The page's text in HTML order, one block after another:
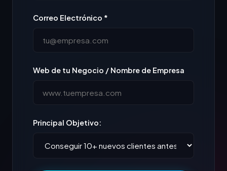
Correo Electrónico *
Web de tu Negocio / Nombre de Empresa
Principal Objetivo: